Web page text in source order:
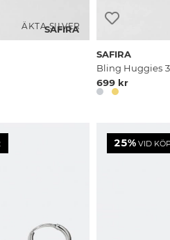
SAFIRA
ÄKTA SILVER
SAFIRA
Bling Huggies
699 kr
25% VID